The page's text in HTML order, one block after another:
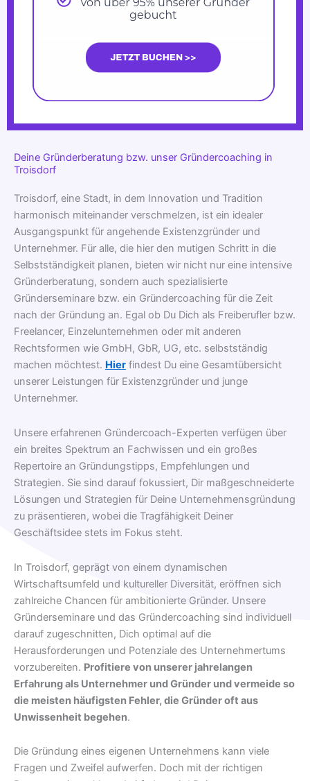
Deine Gründerberatung bzw. unser Gründercoaching in
Troisdorf
Troisdorf, eine Stadt, in dem Innovation und Tradition
harmonisch miteinander verschmelzen, ist ein idealer
Ausgangspunkt für angehende Existenzgründer und
Unternehmer. Für alle, die hier den mutigen Schritt in die
Selbstständigkeit planen, bieten wir nicht nur eine intensive
Gründerberatung, sondern auch spezialisierte
Gründerseminare bzw. ein Gründercoaching für die Zeit
nach der Gründung an. Egal ob Du Dich als Freiberufler bzw.
Freelancer, Einzelunternehmen oder mit anderen
Rechtsformen wie GmbH, GbR, UG, etc. selbstständig
machen möchtest. Hier findest Du eine Gesamtübersicht
unserer Leistungen für Existenzgründer und junge
Unternehmer.
Unsere erfahrenen Gründercoach-Experten verfügen über
ein breites Spektrum an Fachwissen und ein großes
Repertoire an Gründungstipps, Empfehlungen und
Strategien. Sie sind darauf fokussiert, Dir maßgeschneiderte
Lösungen und Strategien für Deine Unternehmensgründung
zu präsentieren, wobei die Tragfähigkeit Deiner
Geschäftsidee stets im Fokus steht.
In Troisdorf, geprägt von einem dynamischen
Wirtschaftsumfeld und kultureller Diversität, eröffnen sich
zahlreiche Chancen für ambitionierte Gründer. Unsere
Gründerseminare und das Gründercoaching sind individuell
darauf zugeschnitten, Dich optimal auf die
Herausforderungen und Potenziale des Unternehmertums
vorzubereiten. Profitiere von unserer jahrelangen
Erfahrung als Unternehmer und Gründer und vermeide so
die meisten häufigsten Fehler, die Gründer oft aus
Unwissenheit begehen.
Die Gründung eines eigenen Unternehmens kann viele
Fragen und Zweifel aufwerfen. Doch mit der richtigen